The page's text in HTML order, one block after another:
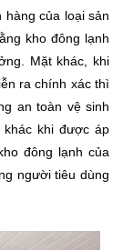
hàng của loại sản
kho đông lạnh
Mặt khác, khi
ra chính xác thì
an toàn vệ sinh
khi được áp
đông lạnh của
người tiêu dùng